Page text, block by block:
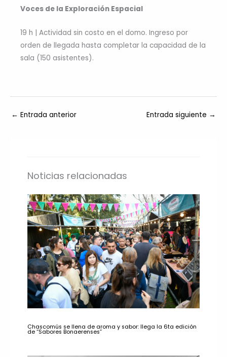
Voces de la Exploración Espacial
19 h | Actividad sin costo en el domo. Ingreso por
orden de llegada hasta completar la capacidad de la
sala (150 asistentes).
← Entrada anterior Entrada siguiente →
Noticias relacionadas
Chascomús se llena de aroma y sabor: llega la 6ta edición
de “Sabores Bonaerenses”